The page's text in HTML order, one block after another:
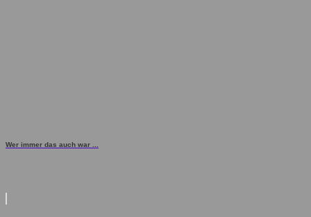
Wer immer das auch war ...